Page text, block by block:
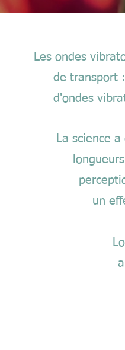
Les ondes
de transport
d'ondes
La science
un